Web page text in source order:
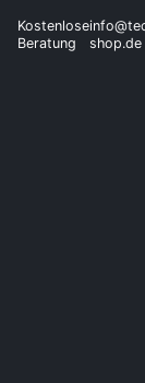
Kostenlose
Beratung
shop.de